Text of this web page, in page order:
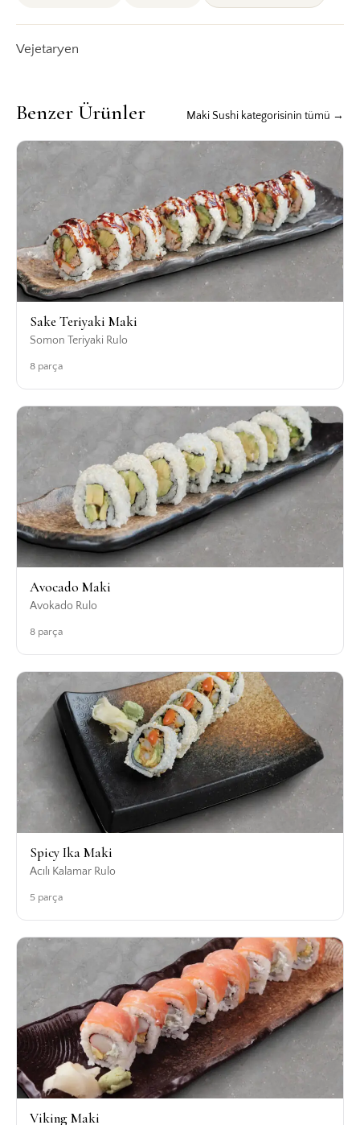
Vejetaryen
Benzer Ürünler Maki Sushi kategorisinin tümü →
Sake Teriyaki Maki
Somon Teriyaki Rulo
8 parça
Avocado Maki
Avokado Rulo
8 parça
Spicy Ika Maki
Acılı Kalamar Rulo
5 parça
Viking Maki